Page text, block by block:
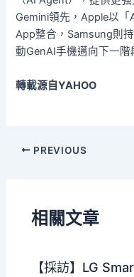
Gemini領先，Apple以
App整合，Samsung則
動GenAI手機邁向下一階
轉載源自YAHOO
PREVIOUS
相關文章
【採訪】LG